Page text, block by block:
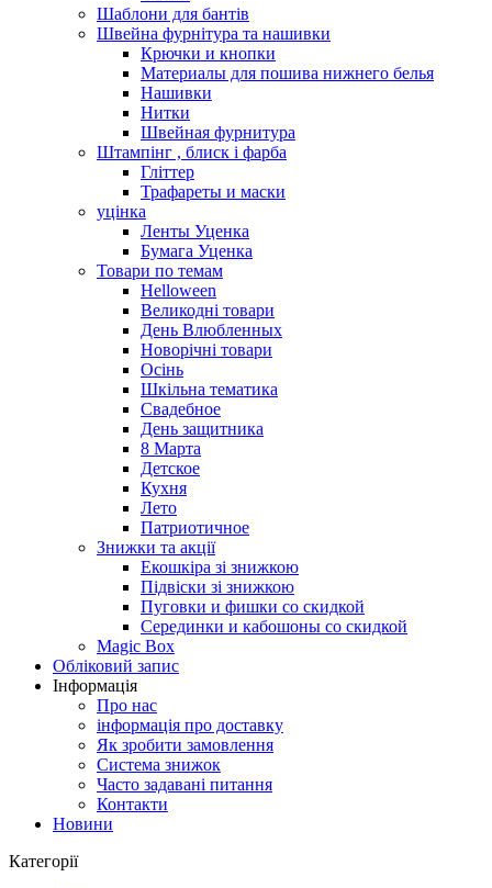
Шаблони для бантів
Швейна фурнітура та нашивки
Крючки и кнопки
Материалы для пошива нижнего белья
Нашивки
Нитки
Швейная фурнитура
Штампінг , блиск і фарба
Гліттер
Трафареты и маски
уцінка
Ленты Уценка
Бумага Уценка
Товари по темам
Helloween
Великодні товари
День Влюбленных
Новорічні товари
Осінь
Шкільна тематика
Свадебное
День защитника
8 Марта
Детское
Кухня
Лето
Патриотичное
Знижки та акції
Екошкіра зі знижкою
Підвіски зі знижкою
Пуговки и фишки со скидкой
Серединки и кабошоны со скидкой
Magic Box
Обліковий запис
Інформація
Про нас
інформація про доставку
Як зробити замовлення
Система знижок
Часто задавані питання
Контакти
Новини
Категорії